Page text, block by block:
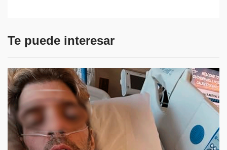
Te puede interesar